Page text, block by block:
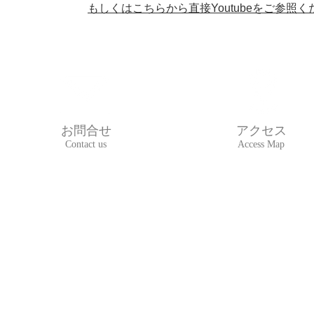
もしくはこちらから直接Youtubeをご参照く
お問合せ
Contact us
アクセス
Access Map